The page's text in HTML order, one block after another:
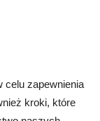
celu zapewnienia
kroki, które